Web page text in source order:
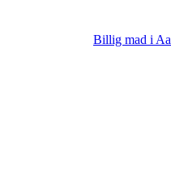
Billig mad i